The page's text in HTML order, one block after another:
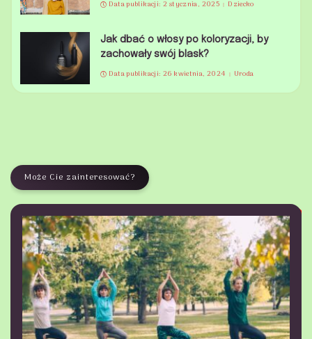
Data publikacji: 2 stycznia, 2025 Dziecko
Jak dbać o włosy po koloryzacji, by
zachowały swój blask?
Data publikacji: 26 kwietnia, 2024 Uroda
Może Cie zainteresować?